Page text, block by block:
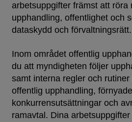
arbetsuppgifter främst att röra
upphandling, offentlighet och
dataskydd och förvaltningsrätt.
Inom området offentlig
du att myndigheten följer
samt interna regler och rutiner
offentlig upphandling, förnyade
konkurrensutsättningar och
ramavtal. Dina